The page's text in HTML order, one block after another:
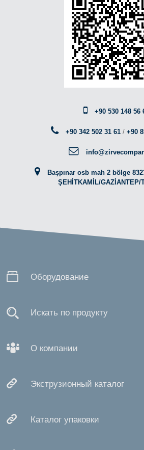
+90 530 148 56
+90 342 502 31 61 /+90
Başpınar osb mah 2 bölge
ŞEHİTKAMİL/GAZİANTEP/
Оборудование
Искать по продукту
О компании
Экструзионный каталог
Каталог упаковки